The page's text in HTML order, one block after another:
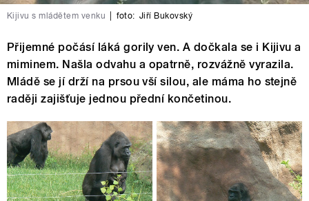
Kijivu s mládětem venku foto: Jiří Bukovský
Přijemné počásí láká gorily ven. A dočkala se i Kijivu a
miminem. Našla odvahu a opatrně, rozvážně vyrazila.
Mládě se jí drží na prsou vší silou, ale máma ho stejně
raději zajišťuje jednou přední končetinou.